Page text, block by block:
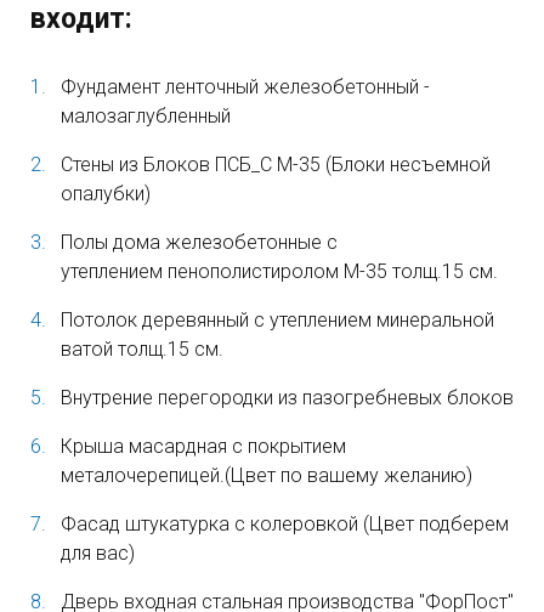
входит:
Фундамент ленточный железобетонный -
малозаглубленный
Стены из Блоков ПСБ_С М-35 (Блоки несъемной
опалубки)
Полы дома железобетонные с
утеплением пенополистиролом М-35 толщ.15 см.
Потолок деревянный с утеплением минеральной
ватой толщ.15 см.
Внутрение перегородки из пазогребневых блоков
Крыша масардная с покрытием
металочерепицей.(Цвет по вашему желанию)
Фасад штукатурка с колеровкой (Цвет подберем
для вас)
Дверь входная стальная производства "ФорПост"